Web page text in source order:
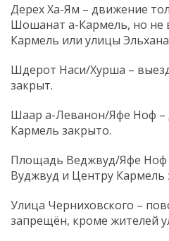
Дерех Ха-Ям – движение
Шошанат а-Кармель, но не
Кармель или улицы
Шдерот Наси/Хурша –
закрыт.
Шаар а-Леванон/Яфе Ноф –
Кармель закрыто.
Площадь Веджвуд/Яфе Ноф
Вуджвуд и Центру Кармель
Улица Черниховского –
запрещён, кроме жителей